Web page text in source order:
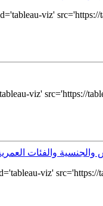
viz'
viz' src='https://
viz' src='https://